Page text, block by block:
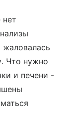
жаловалась
Что нужно
и печени -